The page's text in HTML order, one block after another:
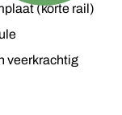
(korte rail)
veerkrachtig